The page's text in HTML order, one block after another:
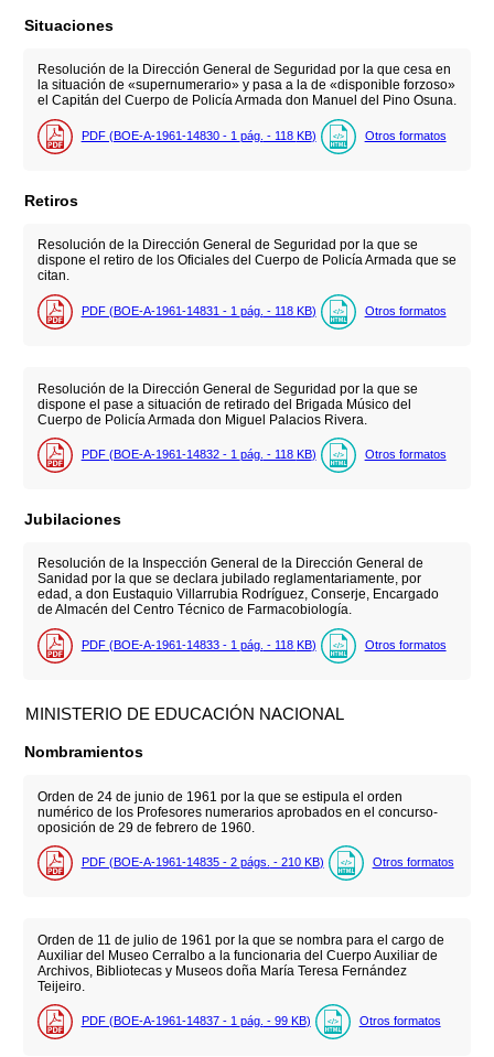
Situaciones
Resolución de la Dirección General de Seguridad por la que cesa en
la situación de «supernumerario» y pasa a la de «disponible forzoso»
el Capitán del Cuerpo de Policía Armada don Manuel del Pino Osuna.
PDF (BOE-A-1961-14830 - 1 pág. - 118 KB) Otros formatos
Retiros
Resolución de la Dirección General de Seguridad por la que se
dispone el retiro de los Oficiales del Cuerpo de Policía Armada que se
citan.
PDF (BOE-A-1961-14831 - 1 pág. - 118 KB) Otros formatos
Resolución de la Dirección General de Seguridad por la que se
dispone el pase a situación de retirado del Brigada Músico del
Cuerpo de Policía Armada don Miguel Palacios Rivera.
PDF (BOE-A-1961-14832 - 1 pág. - 118 KB) Otros formatos
Jubilaciones
Resolución de la Inspección General de la Dirección General de
Sanidad por la que se declara jubilado reglamentariamente, por
edad, a don Eustaquio Villarrubia Rodríguez, Conserje, Encargado
de Almacén del Centro Técnico de Farmacobiología.
PDF (BOE-A-1961-14833 - 1 pág. - 118 KB) Otros formatos
MINISTERIO DE EDUCACIÓN NACIONAL
Nombramientos
Orden de 24 de junio de 1961 por la que se estipula el orden
numérico de los Profesores numerarios aprobados en el concurso-
oposición de 29 de febrero de 1960.
PDF (BOE-A-1961-14835 - 2 págs. - 210 KB) Otros formatos
Orden de 11 de julio de 1961 por la que se nombra para el cargo de
Auxiliar del Museo Cerralbo a la funcionaria del Cuerpo Auxiliar de
Archivos, Bibliotecas y Museos doña María Teresa Fernández
Teijeiro.
PDF (BOE-A-1961-14837 - 1 pág. - 99 KB) Otros formatos